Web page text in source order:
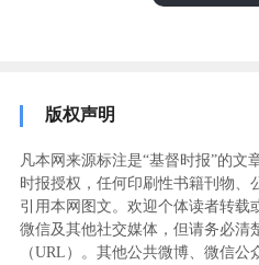
版权声明
凡本网来源标注是“基督时报”的文
时报授权，任何印刷性书籍刊物、
引用本网图文。欢迎个体读者转载
微信及其他社交媒体，但请务必清
（URL）。其他公共微博、微信公